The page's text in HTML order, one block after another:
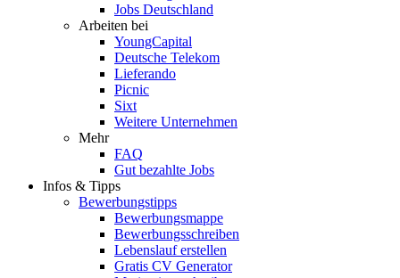
Jobs Deutschland
Arbeiten bei
YoungCapital
Deutsche Telekom
Lieferando
Picnic
Sixt
Weitere Unternehmen
Mehr
FAQ
Gut bezahlte Jobs
Infos & Tipps
Bewerbungstipps
Bewerbungsmappe
Bewerbungsschreiben
Lebenslauf erstellen
Gratis CV Generator